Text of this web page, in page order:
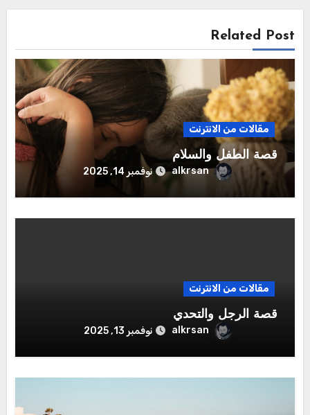
Related Post
مقالات من الانترنت
قصة الطفل والسلام
alkrsan نوفمبر 14, 2025
مقالات من الانترنت
قصة الرجل والتحدي
alkrsan نوفمبر 13, 2025